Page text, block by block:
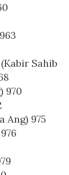
(Kabir Sahib
970
Ang) 975